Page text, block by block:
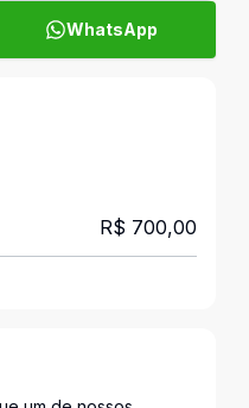
WhatsApp
R$ 700,00